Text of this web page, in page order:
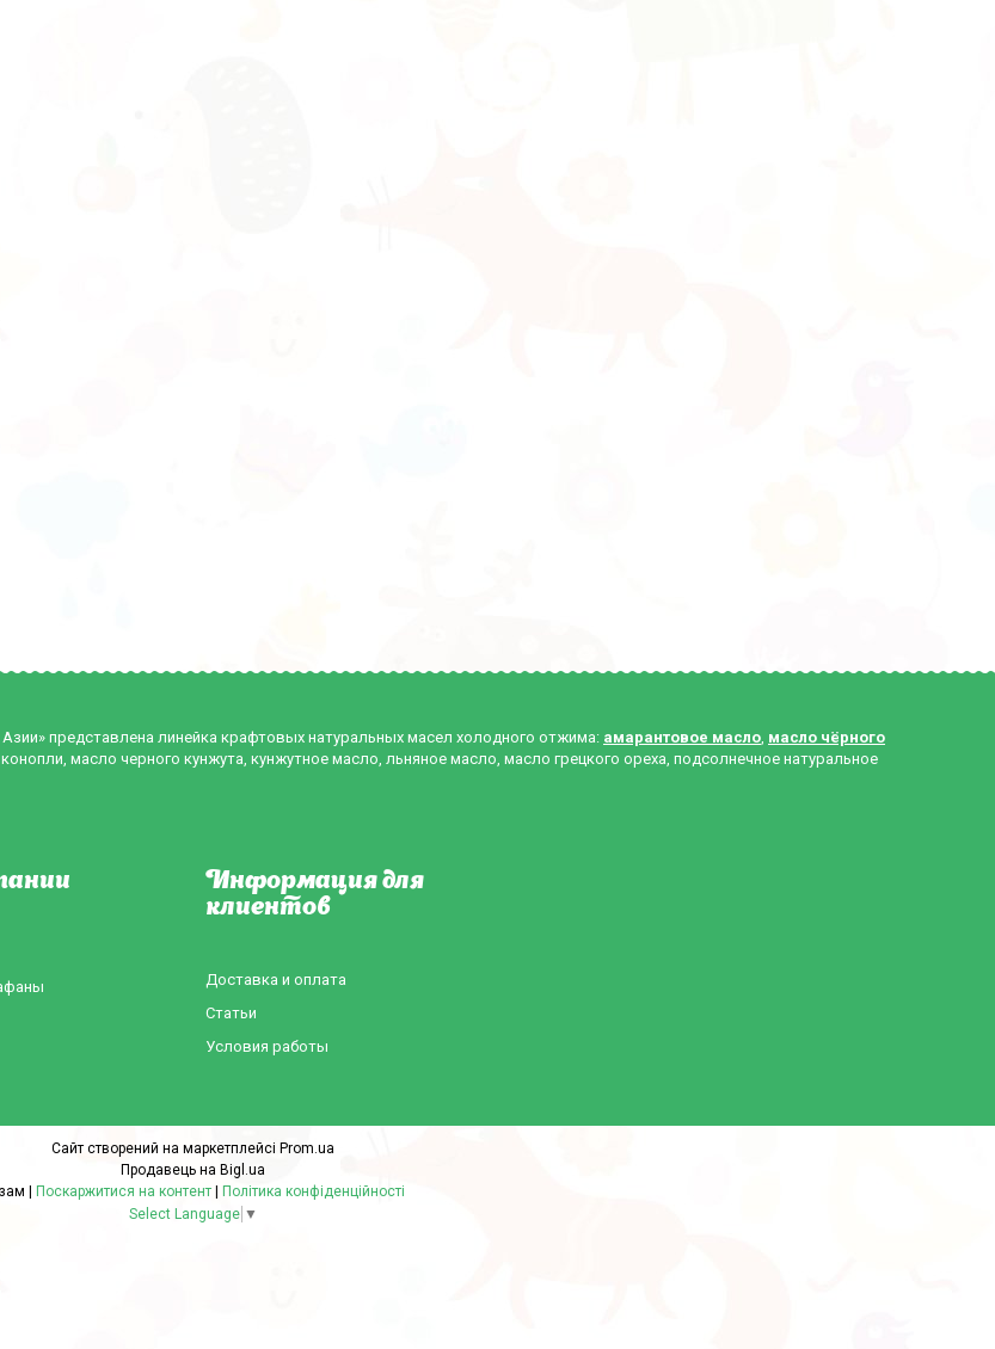
представлена линейка крафтовых натуральных масел холодного отжима: амарантовое масло, масло чёрного
масло черного кунжута, кунжутное масло, льняное масло, масло грецкого ореха, подсолнечное натуральное
Информация для
клиентов
Доставка и оплата
Статьи
Условия работы
Сайт створений на маркетплейсі Prom.ua
Продавець на Bigl.ua
Поскаржитися на контент
Політика конфіденційності
Select Language ▼